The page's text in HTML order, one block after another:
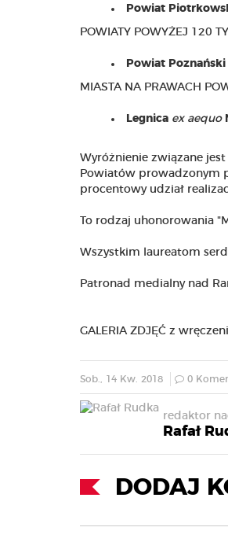
Powiat
POWIATY POWYŻEJ 120
Powiat Poznański
MIASTA NA PRAWACH
Legnica ex aequo
Wyróżnienie związane
Powiatów prowadzonym
procentowy udział
To rodzaj uhonorowania
Wszystkim laureatom
Patronad medialny nad
GALERIA ZDJĘĆ z
Sob., 14 Kw. 2018 0
redaktor
Rafał
DODAJ